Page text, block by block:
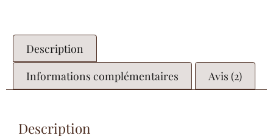
Description
Informations complémentaires
Avis (2)
Description